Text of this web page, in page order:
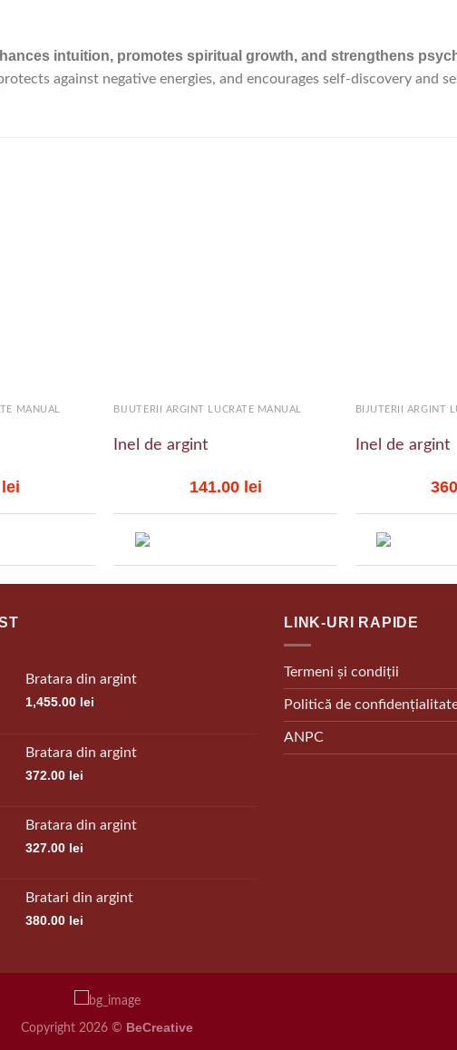
intuition, promotes spiritual growth, and strengthens
against negative energies, and encourages self-discovery and
MANUAL
lei
BIJUTERII ARGINT LUCRATE MANUAL
Inel de argint
141.00 lei
BIJUTERII ARGINT
Inel de argint
Bratara din argint
1,455.00 lei
Bratara din argint
372.00 lei
Bratara din argint
327.00 lei
Bratari din argint
380.00 lei
LINK-URI RAPIDE
Termeni și condiții
Politică de
ANPC
Copyright 2026 © BeCreative